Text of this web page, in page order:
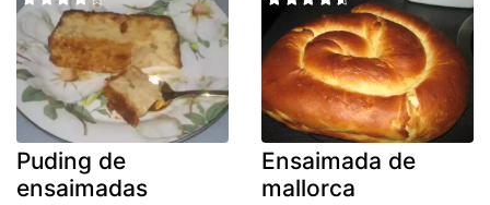
Puding de
ensaimadas
Ensaimada de
mallorca